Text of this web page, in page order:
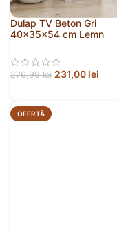
Dulap TV Beton Gri
40x35x54 cm Lemn
276,99lei 231,00 lei
OFERTĂ